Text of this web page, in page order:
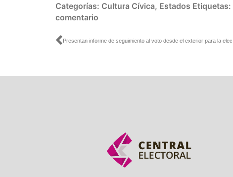
Categorías: Cultura Cívica, Estados Etiquetas:
comentario
Ant